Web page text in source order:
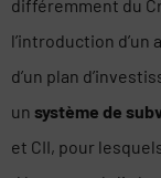
différemment du
l’introduction
d’un plan
un système de
et CII, pour